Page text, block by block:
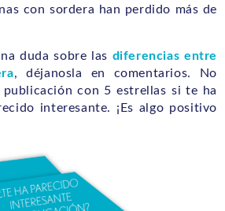
con sordera han perdido más de
duda sobre las diferencias entre
, déjanosla en comentarios. No
con 5 estrellas si te ha
interesante. ¡Es algo positivo